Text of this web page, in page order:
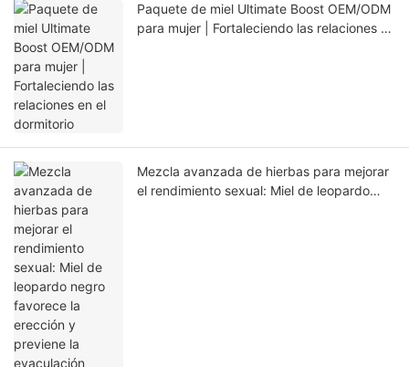
Paquete de miel Ultimate Boost OEM/ODM
para mujer | Fortaleciendo las relaciones en
Mezcla avanzada de hierbas para mejorar
el rendimiento sexual: Miel de leopardo